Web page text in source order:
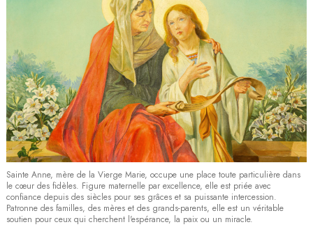
Sainte Anne, mère de la Vierge Marie, occupe une place toute particulière dans
le cœur des fidèles. Figure maternelle par excellence, elle est priée avec
confiance depuis des siècles pour ses grâces et sa puissante intercession.
Patronne des familles, des mères et des grands-parents, elle est un véritable
soutien pour ceux qui cherchent l'espérance, la paix ou un miracle.